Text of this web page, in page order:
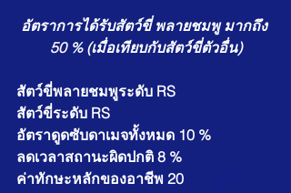
อัตราการได้รับสัตว์ขี่ พลายชมพู มากถึง
50 % (เมื่อเทียบกับสัตว์ขี่ตัวอื่น)
สัตว์ขี่พลายชมพูระดับ RS
สัตว์ขี่ระดับ RS
อัตราดูดซับดาเมจทั้งหมด 10 %
ลดเวลาสถานะผิดปกติ 8 %
ค่าทักษะหลักของอาชีพ 20